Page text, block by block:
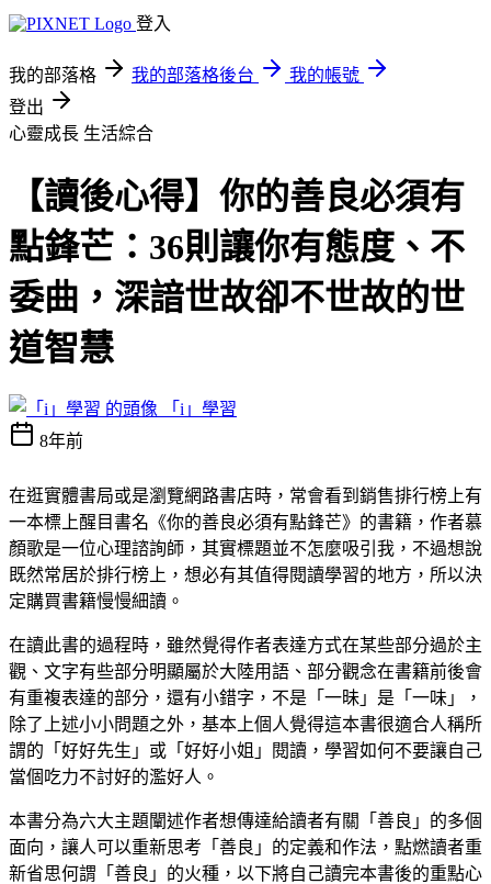
登入
我的部落格 我的部落格後台
我的帳號
登出
心靈成長 生活綜合
【讀後心得】你的善良必須有
點鋒芒：36則讓你有態度、不
委曲，深諳世故卻不世故的世
道智慧
「i」學習
8年前
在逛實體書局或是瀏覽網路書店時，常會看到銷售排行榜上有
一本標上醒目書名《你的善良必須有點鋒芒》的書籍，作者慕
顏歌是一位心理諮詢師，其實標題並不怎麼吸引我，不過想說
既然常居於排行榜上，想必有其值得閱讀學習的地方，所以決
定購買書籍慢慢細讀。
在讀此書的過程時，雖然覺得作者表達方式在某些部分過於主
觀、文字有些部分明顯屬於大陸用語、部分觀念在書籍前後會
有重複表達的部分，還有小錯字，不是「一昧」是「一味」，
除了上述小小問題之外，基本上個人覺得這本書很適合人稱所
謂的「好好先生」或「好好小姐」閱讀，學習如何不要讓自己
當個吃力不討好的濫好人。
本書分為六大主題闡述作者想傳達給讀者有關「善良」的多個
面向，讓人可以重新思考「善良」的定義和作法，點燃讀者重
新省思何謂「善良」的火種，以下將自己讀完本書後的重點心